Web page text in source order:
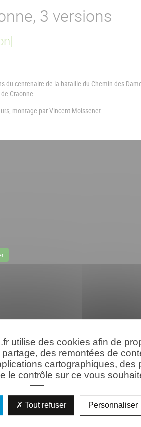
3 versions
du centenaire de la bataille du Chemin des
Craonne.
montage par Vincent Moissenet.
utilise des cookies afin de
des remontées de
cartographiques, des
le contrôle sur ce vous
Tout refuser Personnaliser